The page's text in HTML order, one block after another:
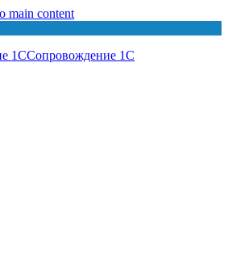
main content
Сопровождение 1С